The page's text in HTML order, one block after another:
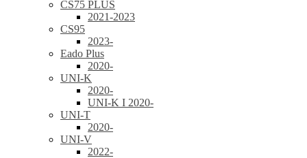
CS75 PLUS
2021-2023
CS95
2023-
Eado Plus
2020-
UNI-K
2020-
UNI-K I 2020-
UNI-T
2020-
UNI-V
2022-